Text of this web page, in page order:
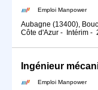
Emploi Manpower
Aubagne (13400),
Côte d'Azur - Intérim -
Emploi Manpower